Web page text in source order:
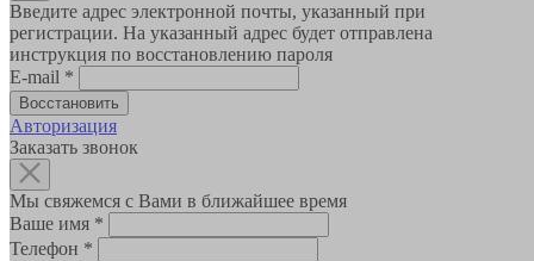
Введите адрес электронной почты, указанный при
регистрации. На указанный адрес будет отправлена
инструкция по восстановлению пароля
E-mail *
Авторизация
Заказать звонок
Мы свяжемся с Вами в ближайшее время
Ваше имя *
Телефон *